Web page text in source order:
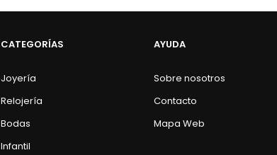
CATEGORÍAS
Joyería
Relojería
Bodas
Infantil
AYUDA
Sobre nosotros
Contacto
Mapa Web